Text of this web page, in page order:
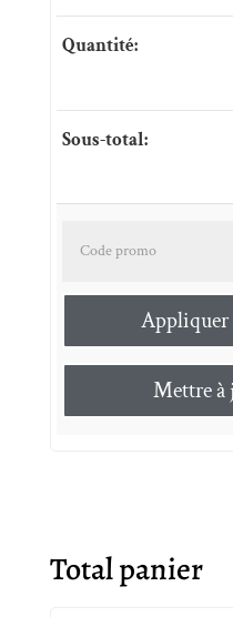
Appliquer
Mettre à
Total panier